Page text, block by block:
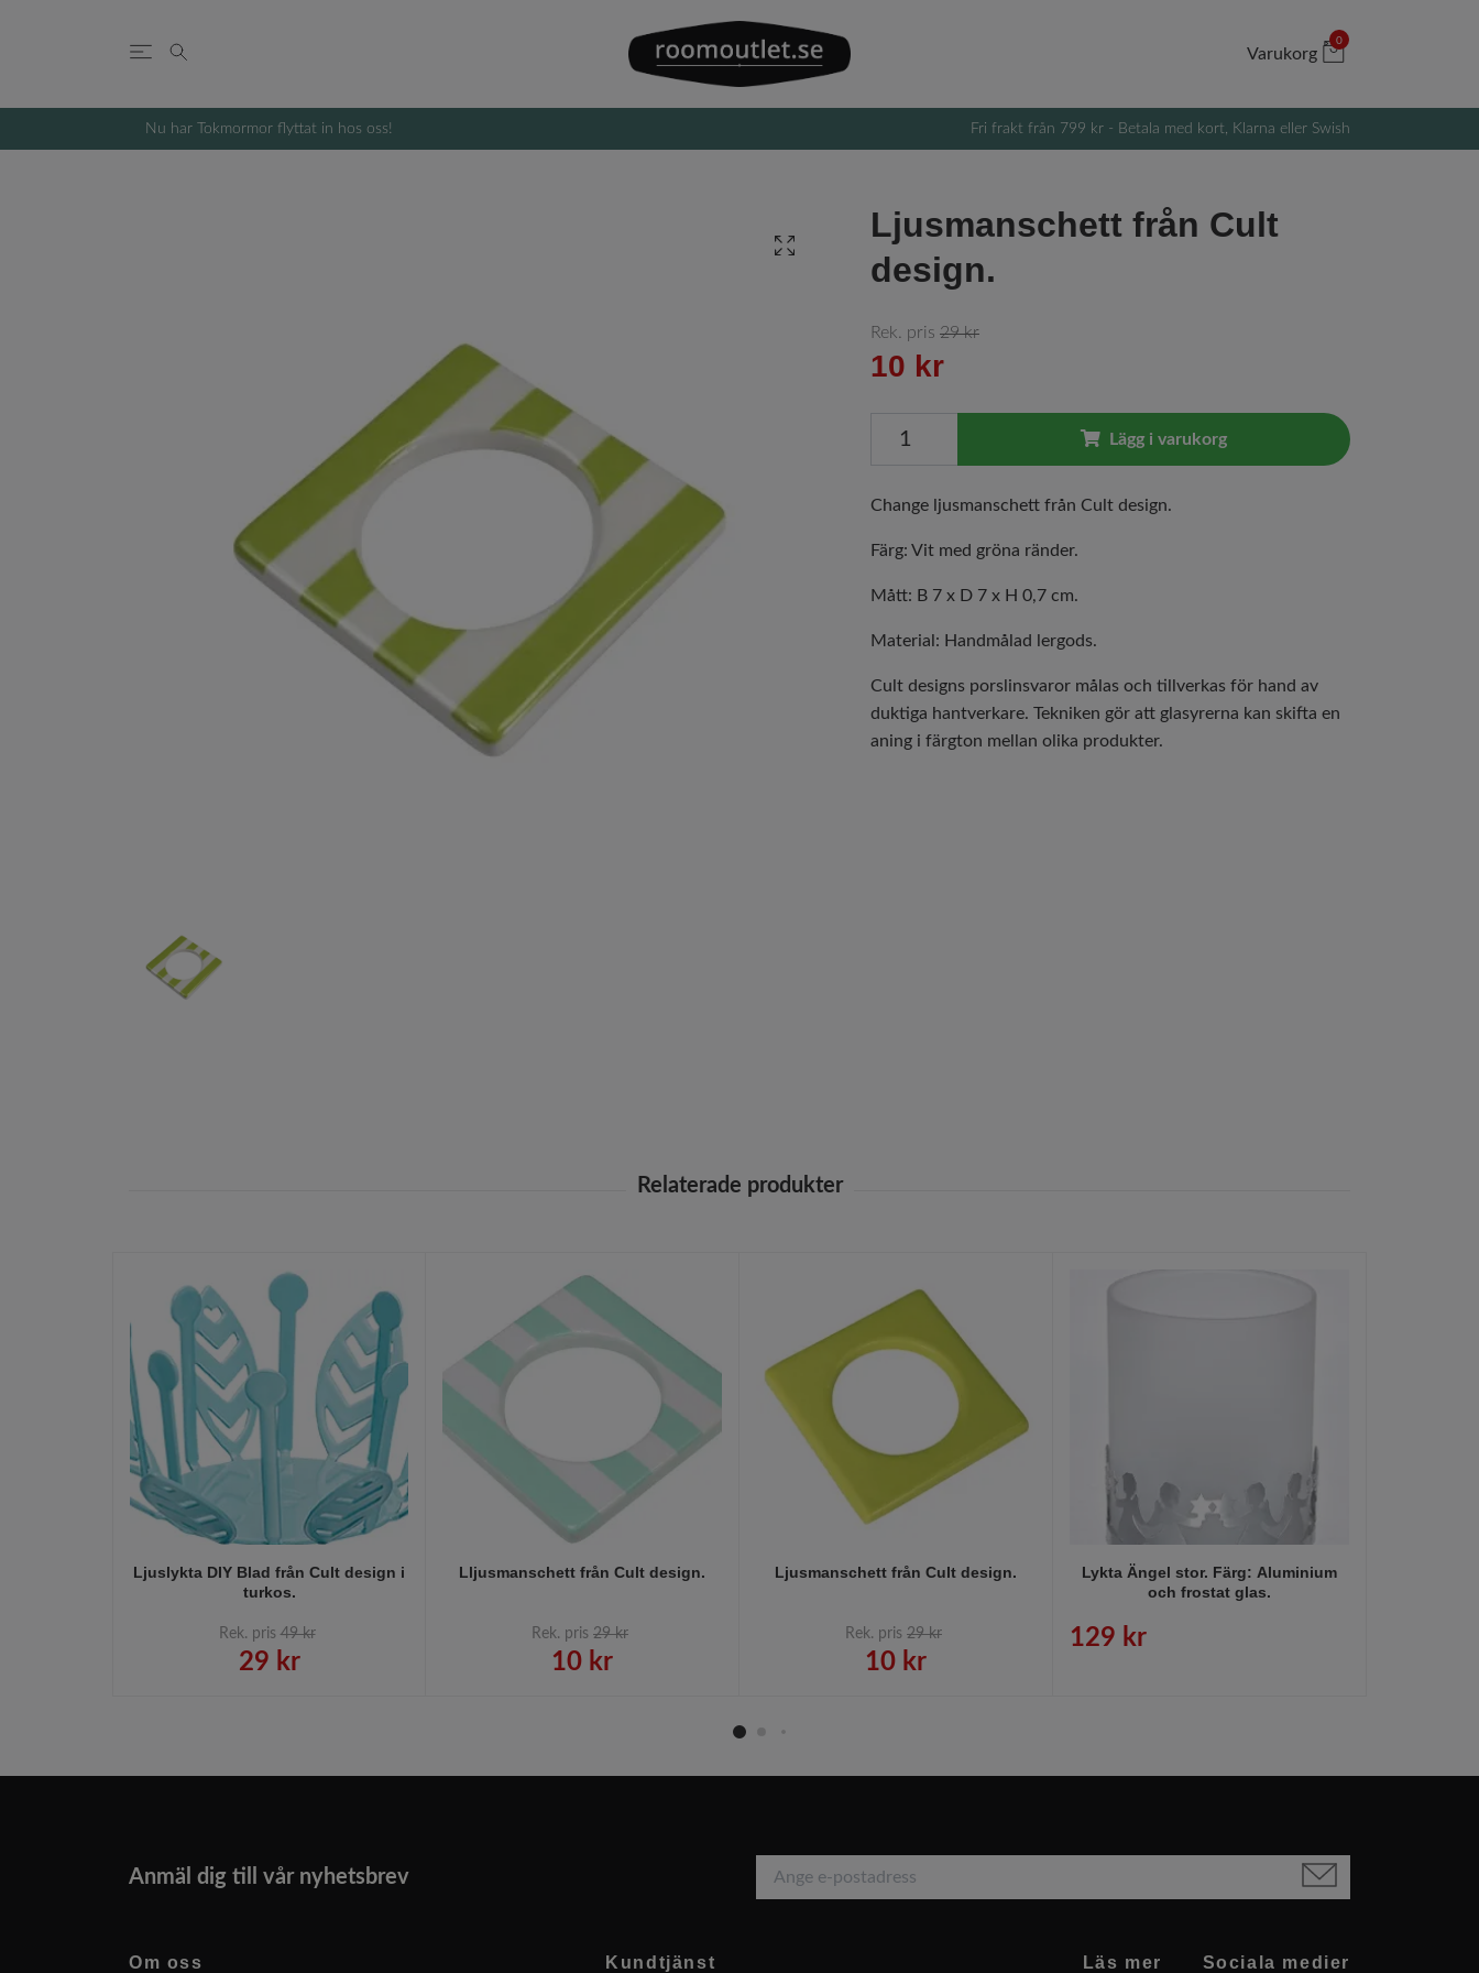
Varukorg
0
Nu har Tokmormor flyttat in hos oss! Fri frakt från 799 kr - Betala med kort, Klarna eller Swish
Ljusmanschett från Cult
design.
Rek. pris 29 kr
10 kr
Lägg i varukorg
Change ljusmanschett från Cult design.
Färg: Vit med gröna ränder.
Mått: B 7 x D 7 x H 0,7 cm.
Material: Handmålad lergods.
Cult designs porslinsvaror målas och tillverkas för hand av
duktiga hantverkare. Tekniken gör att glasyrerna kan skifta en
aning i färgton mellan olika produkter.
Ljuslykta DIY Blad från Cult design i
turkos.
Rek. pris 49 kr
29 kr
Lljusmanschett från Cult design.
Rek. pris 29 kr
10 kr
Ljusmanschett från Cult design.
Rek. pris 29 kr
10 kr
Lykta Ängel stor. Färg: Aluminium
och frostat glas.
129 kr
Anmäl dig till vår nyhetsbrev
Om oss Kundtjänst Läs mer Sociala medier